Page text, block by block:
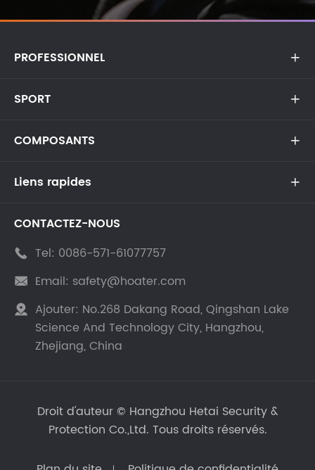
PROFESSIONNEL 
SPORT 
COMPOSANTS 
Liens rapides 
CONTACTEZ-NOUS
 Tel: 0086-571-61077757
 Email: safety@hoater.com
 Ajouter: No.268 Dakang Road, Qingshan Lake
Science And Technology City, Hangzhou,
Zhejiang, China
Droit d'auteur © Hangzhou Hetai Security &
Protection Co.,Ltd. Tous droits réservés.